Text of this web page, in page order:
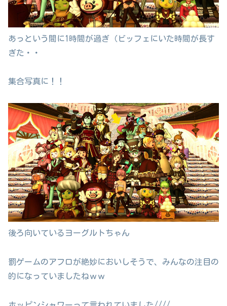
あっという間に1時間が過ぎ（ビッフェにいた時間が長す
ぎた・・
集合写真に！！
後ろ向いているヨーグルトちゃん
罰ゲームのアフロが絶妙においしそうで、みんなの注目の
的になっていましたねｗｗ